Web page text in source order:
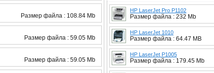
HP LaserJet Pro P1102
Размер файла : 232 Mb
HP LaserJet 1010
Размер файла : 64.47 MB
HP LaserJet P1005
Размер файла : 179.45 Mb
Размер файла : 108.84 Mb
Размер файла : 59.05 Mb
Размер файла : 59.05 Mb